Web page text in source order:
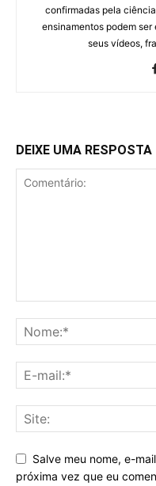
confirmadas pela
ensinamentos podem
seus vídeos,
DEIXE UMA RESPOSTA
Salve meu nome, e-
próxima vez que eu